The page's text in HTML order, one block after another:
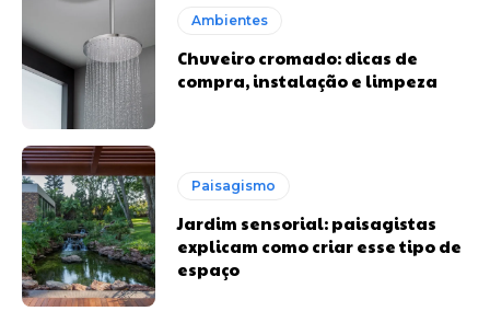
Ambientes
Chuveiro cromado: dicas de
compra, instalação e limpeza
Paisagismo
Jardim sensorial: paisagistas
explicam como criar esse tipo de
espaço